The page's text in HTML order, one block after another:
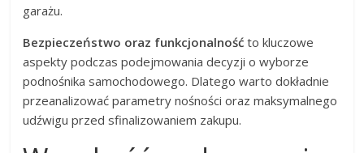
garażu.
Bezpieczeństwo oraz funkcjonalność to kluczowe
aspekty podczas podejmowania decyzji o wyborze
podnośnika samochodowego. Dlatego warto dokładnie
przeanalizować parametry nośności oraz maksymalnego
udźwigu przed sfinalizowaniem zakupu.